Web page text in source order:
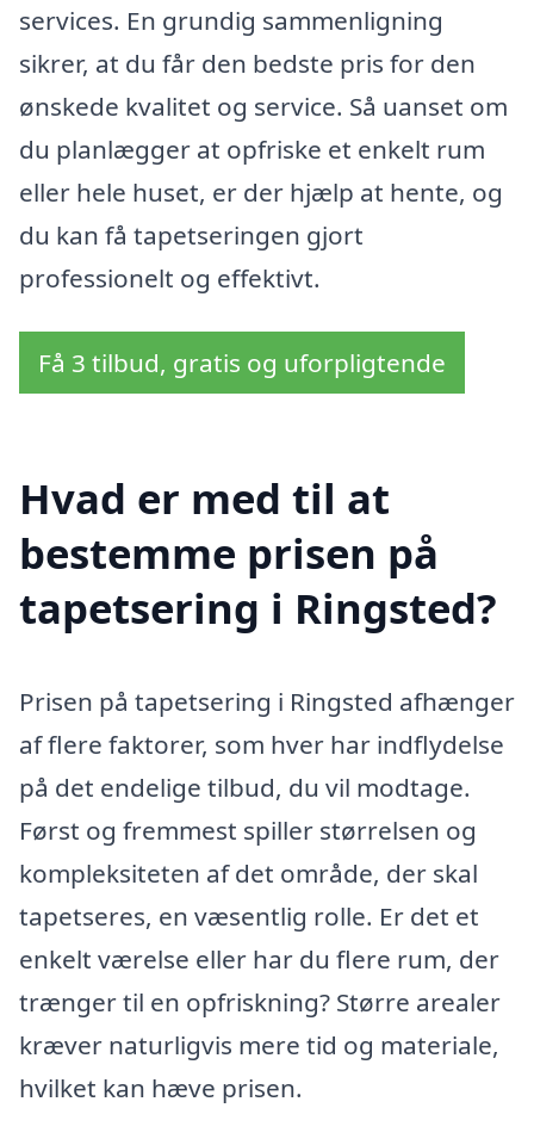
services. En grundig sammenligning
sikrer, at du får den bedste pris for den
ønskede kvalitet og service. Så uanset om
du planlægger at opfriske et enkelt rum
eller hele huset, er der hjælp at hente, og
du kan få tapetseringen gjort
professionelt og effektivt.
Få 3 tilbud, gratis og uforpligtende
Hvad er med til at
bestemme prisen på
tapetsering i Ringsted?
Prisen på tapetsering i Ringsted afhænger
af flere faktorer, som hver har indflydelse
på det endelige tilbud, du vil modtage.
Først og fremmest spiller størrelsen og
kompleksiteten af det område, der skal
tapetseres, en væsentlig rolle. Er det et
enkelt værelse eller har du flere rum, der
trænger til en opfriskning? Større arealer
kræver naturligvis mere tid og materiale,
hvilket kan hæve prisen.